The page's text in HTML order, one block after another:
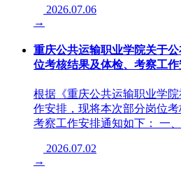
2026.07.06
→
重庆公共运输职业学院关于
位考核结果及体检、考察工作
根据《重庆公共运输职业学
作安排，现将本次部分岗位
考察工作安排通知如下： 一
2026.07.02
→